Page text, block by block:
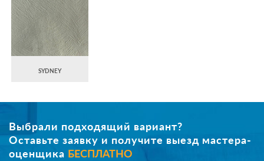
SYDNEY
Выбрали подходящий вариант?
Оставьте заявку и получите выезд мастера-
оценщика БЕСПЛАТНО